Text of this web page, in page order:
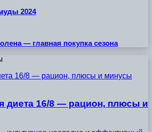
2024
— главная покупка сезона
16/8 — рацион, плюсы и минусы
диета 16/8 — рацион, плюсы и